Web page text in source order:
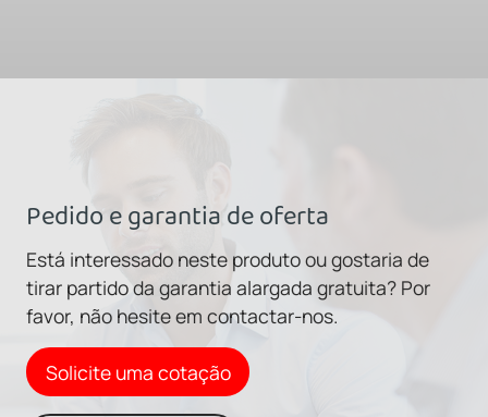
Pedido e garantia de oferta
Está interessado neste produto ou gostaria de
tirar partido da garantia alargada gratuita? Por
favor, não hesite em contactar-nos.
Solicite uma cotação